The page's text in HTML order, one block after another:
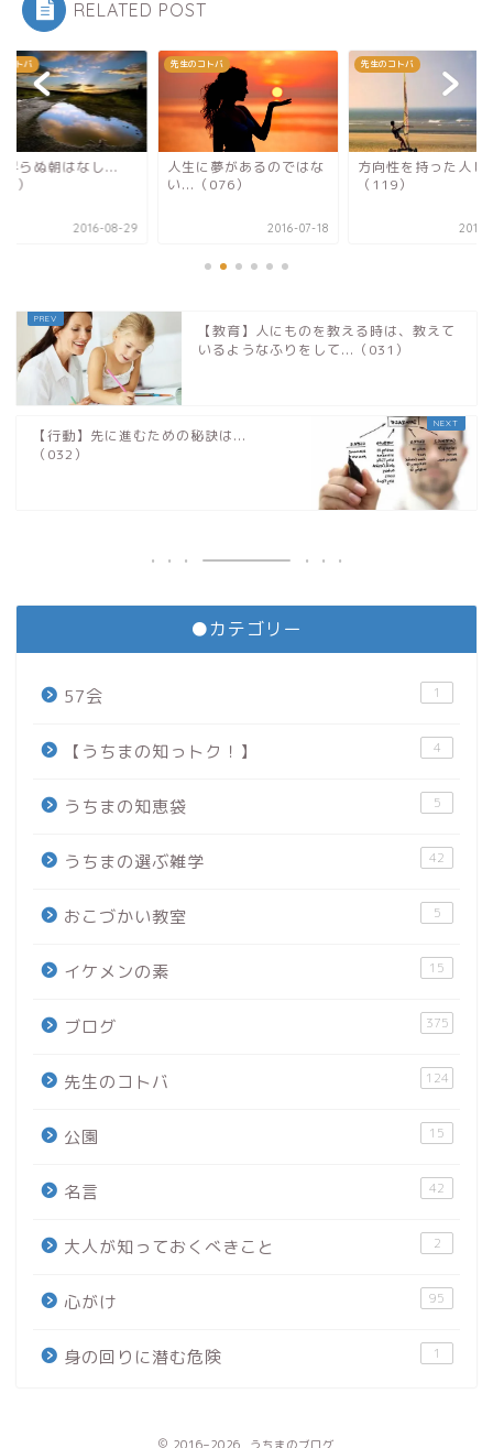
RELATED POST
コトバ
昇らぬ朝はなし...
）
2016-08-29
先生のコトバ
人生に夢があるのではな
い...（076）
2016-07-18
先生のコトバ
方向性を持った人し
（119）
2016-
【教育】人にものを教える時は、教えて
いるようなふりをして...（031）
【行動】先に進むための秘訣は...
（032）
●カテゴリー
57会 1
【うちまの知っトク！】 4
うちまの知恵袋 5
うちまの選ぶ雑学 42
おこづかい教室 5
イケメンの素 15
ブログ 375
先生のコトバ 124
公園 15
名言 42
大人が知っておくべきこと 2
心がけ 95
身の回りに潜む危険 1